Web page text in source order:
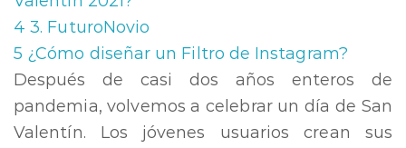
4 3. FuturoNovio
5 ¿Cómo diseñar un Filtro de Instagram?
Después de casi dos años enteros de
pandemia, volvemos a celebrar un día de San
Valentín. Los jóvenes usuarios crean sus